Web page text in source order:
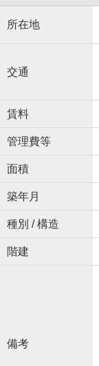
所在地
交通
賃料
管理費等
面積
築年月
種別 / 構造
階建
備考